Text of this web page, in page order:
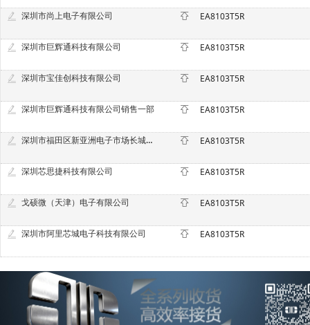
深圳市尚上电子有限公司 EA8103T5R
深圳市巨辉通科技有限公司 EA8103T5R
深圳市宝佳创科技有限公司 EA8103T5R
深圳市巨辉通科技有限公司销售一部 EA8103T5R
深圳市福田区新亚洲电子市场长城微电子经营部 EA8103T5R
深圳芯思捷科技有限公司 EA8103T5R
戈硕微（天津）电子有限公司 EA8103T5R
深圳市阿里芯城电子科技有限公司 EA8103T5R